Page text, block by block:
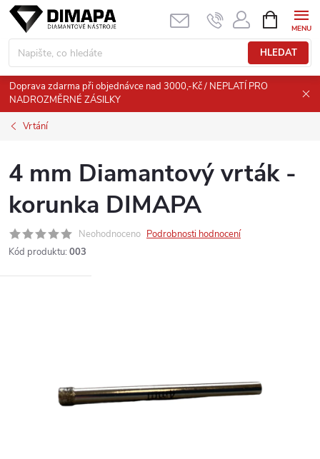
Přejít
obsah
HLEDAT
NÁKUPNÍ
KOŠÍK
Doprava zdarma při objednávce nad 3000,-Kč / NEPLATÍ PRO
NADROZMĚRNÉ ZÁSILKY
Vrtání
4 mm Diamantový vrták -
korunka DIMAPA
Neohodnoceno Podrobnosti hodnocení
Kód produktu: 003